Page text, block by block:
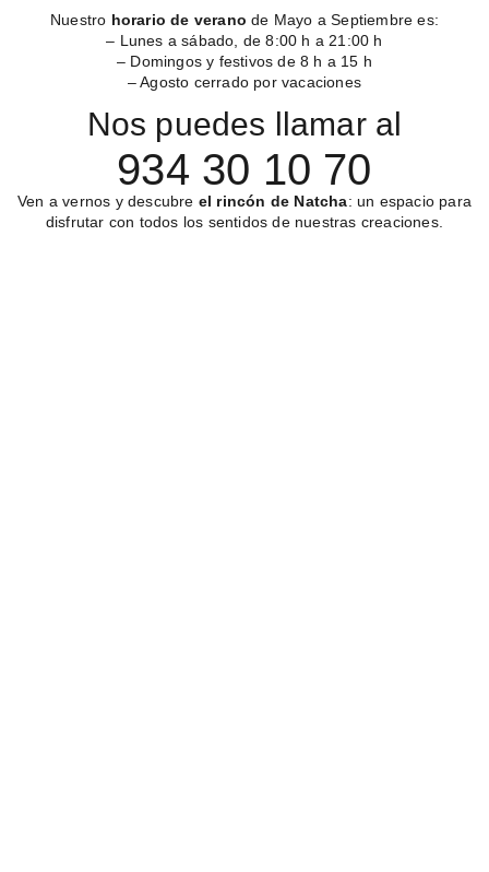
Nuestro horario de verano de Mayo a Septiembre es:
– Lunes a sábado, de 8:00 h a 21:00 h
– Domingos y festivos de 8 h a 15 h
– Agosto cerrado por vacaciones
Nos puedes llamar al
934 30 10 70
Ven a vernos y descubre el rincón de Natcha: un espacio para
disfrutar con todos los sentidos de nuestras creaciones.